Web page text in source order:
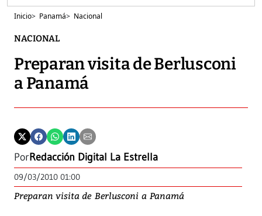
Inicio> Panamá> Nacional
NACIONAL
Preparan visita de Berlusconi
a Panamá
PorRedacción Digital La Estrella
09/03/2010 01:00
Preparan visita de Berlusconi a Panamá